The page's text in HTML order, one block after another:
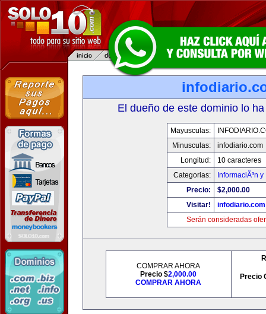
El dueño de este dominio lo
Mayusculas:
Minusculas:
infodiario.com
Longitud:
10 caracteres
Categorias:
InformaciÃ³n
Precio:
$2,000.00
Visitar!
infodiario.com
Serán consideradas
COMPRAR AHORA
Precio $2,000.00
COMPRAR AHORA
Precio